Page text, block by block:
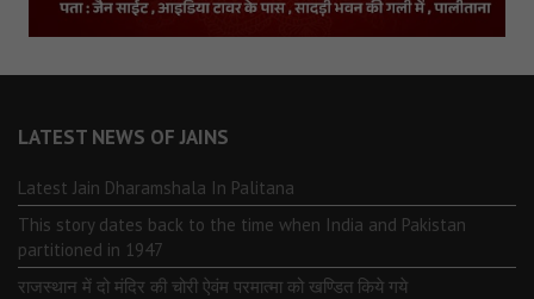
LATEST NEWS OF JAINS
Latest Jain Dharamshala In Palitana
This story dates back to the time when India and Pakistan
partitioned in 1947
राजस्थान में दो मंदिर की चोरी ऐवंम परमात्मा को खण्डित किये गये